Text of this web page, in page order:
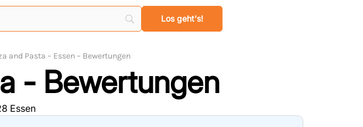
and Pasta – Essen – Bewertungen
- Bewertungen
Essen